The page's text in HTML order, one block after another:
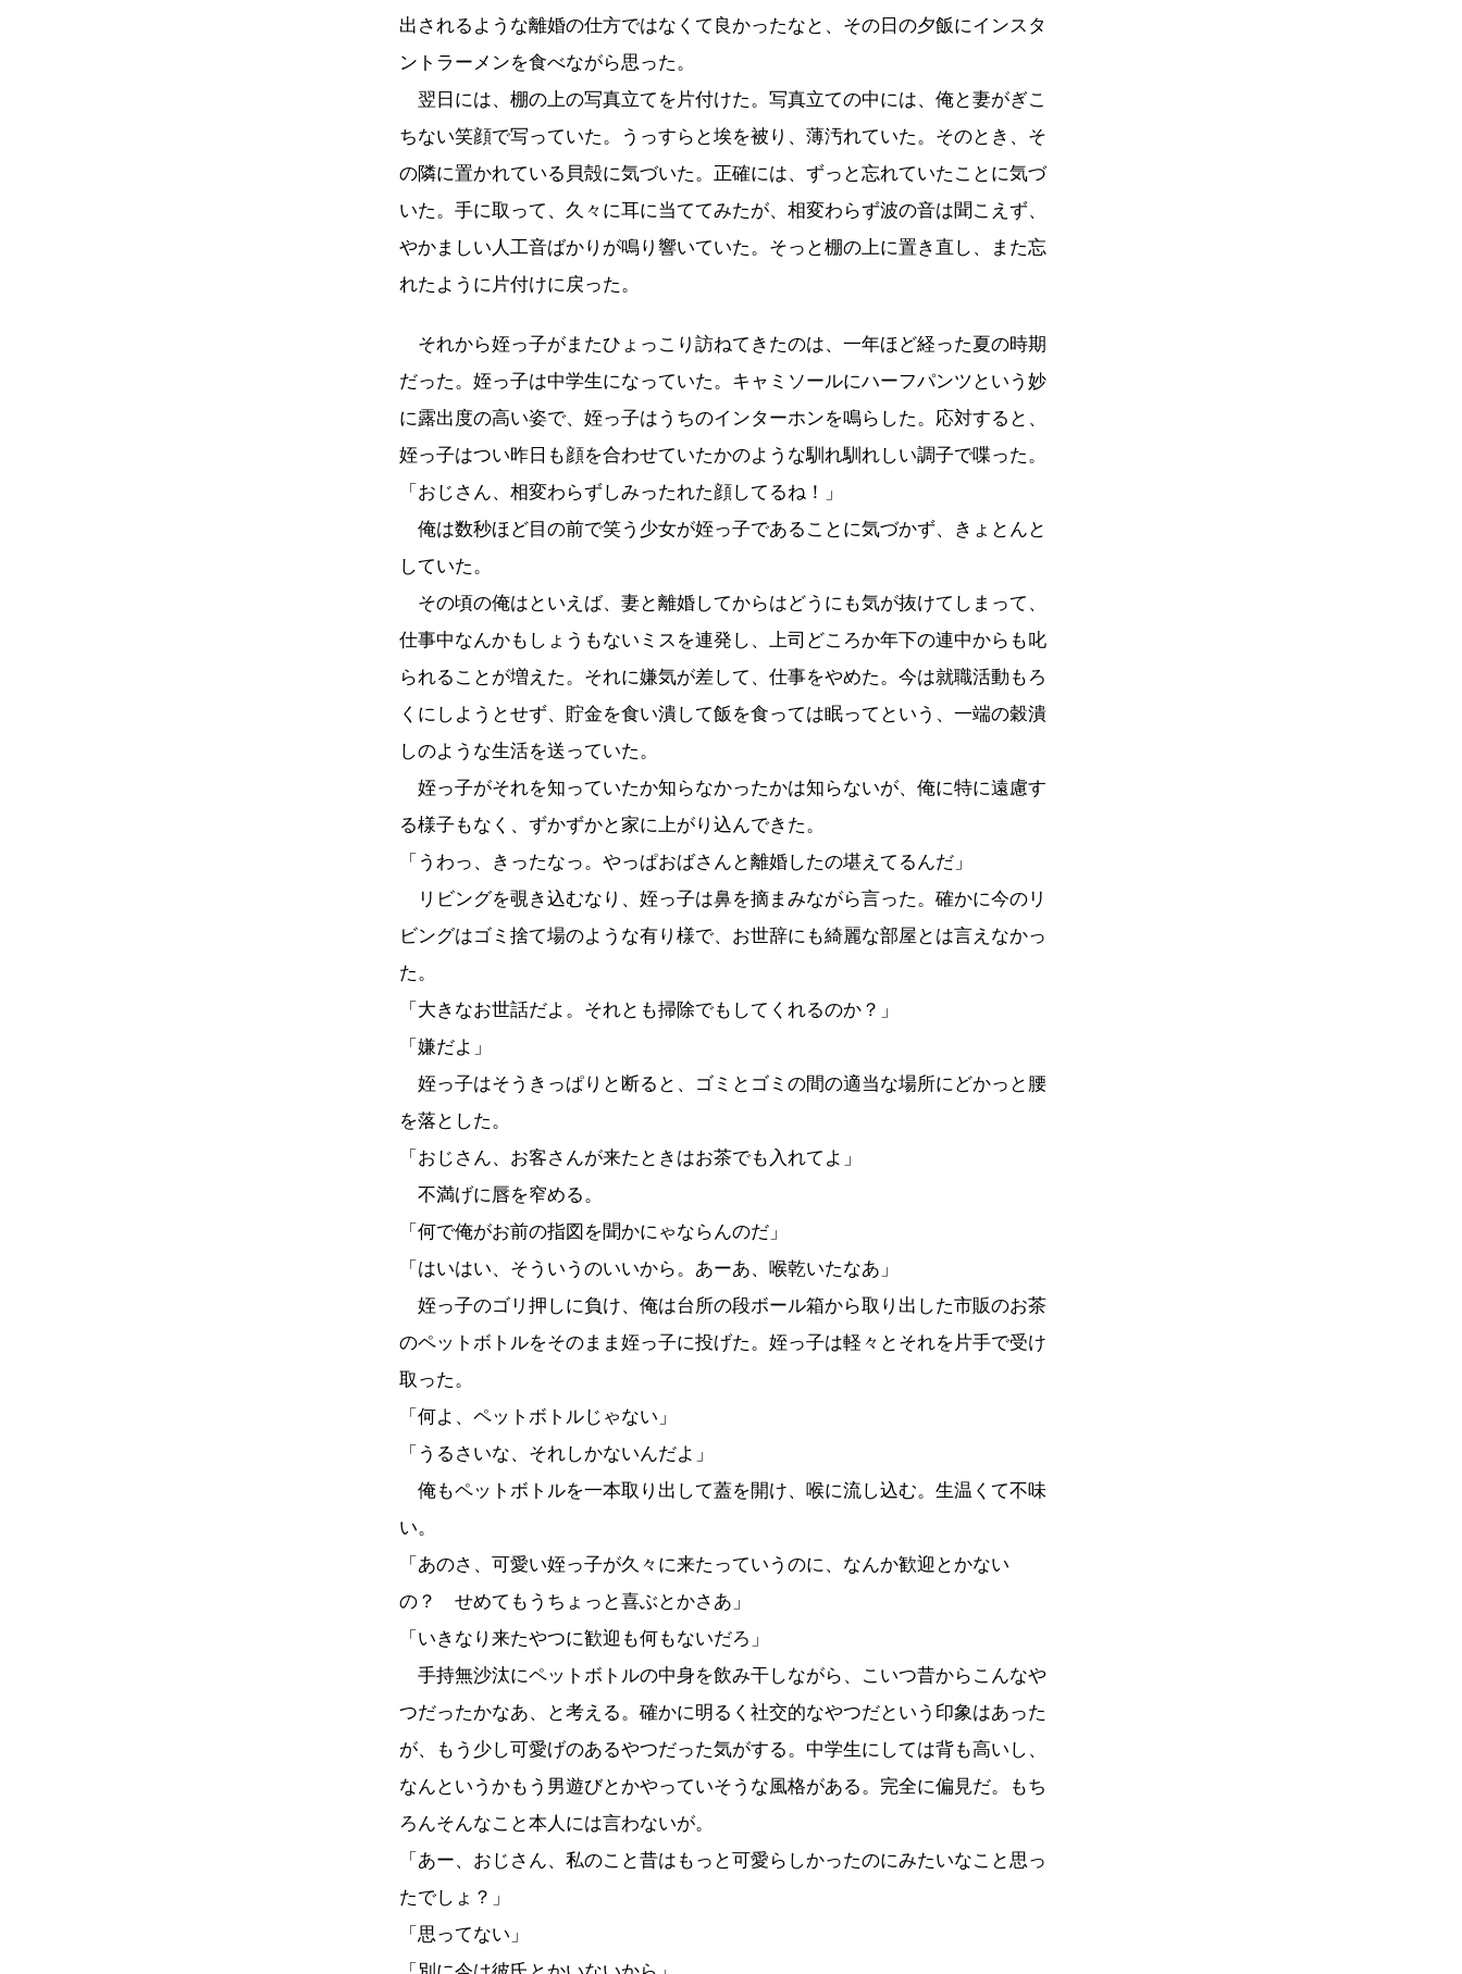
出されるような離婚の仕方ではなくて良かったなと、その日の夕飯にインスタ
ントラーメンを食べながら思った。
翌日には、棚の上の写真立てを片付けた。写真立ての中には、俺と妻がぎこ
ちない笑顔で写っていた。うっすらと埃を被り、薄汚れていた。そのとき、そ
の隣に置かれている貝殻に気づいた。正確には、ずっと忘れていたことに気づ
いた。手に取って、久々に耳に当ててみたが、相変わらず波の音は聞こえず、
やかましい人工音ばかりが鳴り響いていた。そっと棚の上に置き直し、また忘
れたように片付けに戻った。
それから姪っ子がまたひょっこり訪ねてきたのは、一年ほど経った夏の時期
だった。姪っ子は中学生になっていた。キャミソールにハーフパンツという妙
に露出度の高い姿で、姪っ子はうちのインターホンを鳴らした。応対すると、
姪っ子はつい昨日も顔を合わせていたかのような馴れ馴れしい調子で喋った。
「おじさん、相変わらずしみったれた顔してるね！」
俺は数秒ほど目の前で笑う少女が姪っ子であることに気づかず、きょとんと
していた。
その頃の俺はといえば、妻と離婚してからはどうにも気が抜けてしまって、
仕事中なんかもしょうもないミスを連発し、上司どころか年下の連中からも叱
られることが増えた。それに嫌気が差して、仕事をやめた。今は就職活動もろ
くにしようとせず、貯金を食い潰して飯を食っては眠ってという、一端の穀潰
しのような生活を送っていた。
姪っ子がそれを知っていたか知らなかったかは知らないが、俺に特に遠慮す
る様子もなく、ずかずかと家に上がり込んできた。
「うわっ、きったなっ。やっぱおばさんと離婚したの堪えてるんだ」
リビングを覗き込むなり、姪っ子は鼻を摘まみながら言った。確かに今のリ
ビングはゴミ捨て場のような有り様で、お世辞にも綺麗な部屋とは言えなかっ
た。
「大きなお世話だよ。それとも掃除でもしてくれるのか？」
「嫌だよ」
姪っ子はそうきっぱりと断ると、ゴミとゴミの間の適当な場所にどかっと腰
を落とした。
「おじさん、お客さんが来たときはお茶でも入れてよ」
不満げに唇を窄める。
「何で俺がお前の指図を聞かにゃならんのだ」
「はいはい、そういうのいいから。あーあ、喉乾いたなあ」
姪っ子のゴリ押しに負け、俺は台所の段ボール箱から取り出した市販のお茶
のペットボトルをそのまま姪っ子に投げた。姪っ子は軽々とそれを片手で受け
取った。
「何よ、ペットボトルじゃない」
「うるさいな、それしかないんだよ」
俺もペットボトルを一本取り出して蓋を開け、喉に流し込む。生温くて不味
い。
「あのさ、可愛い姪っ子が久々に来たっていうのに、なんか歓迎とかない
の？ せめてもうちょっと喜ぶとかさあ」
「いきなり来たやつに歓迎も何もないだろ」
手持無沙汰にペットボトルの中身を飲み干しながら、こいつ昔からこんなや
つだったかなあ、と考える。確かに明るく社交的なやつだという印象はあった
が、もう少し可愛げのあるやつだった気がする。中学生にしては背も高いし、
なんというかもう男遊びとかやっていそうな風格がある。完全に偏見だ。もち
ろんそんなこと本人には言わないが。
「あー、おじさん、私のこと昔はもっと可愛らしかったのにみたいなこと思っ
たでしょ？」
「思ってない」